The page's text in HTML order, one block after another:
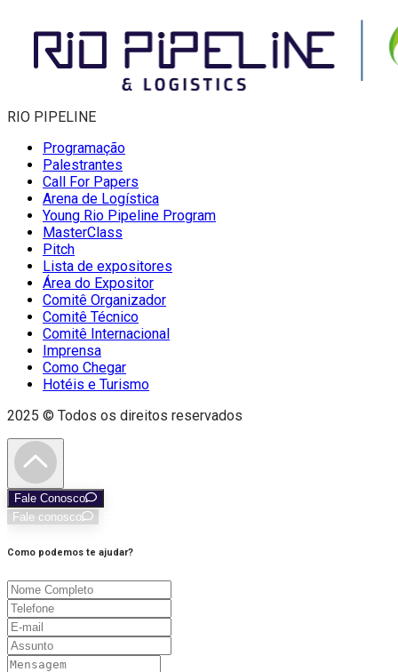
RIO PIPELINE
Programação
Palestrantes
Call For Papers
Arena de Logística
Young Rio Pipeline Program
MasterClass
Pitch
Lista de expositores
Área do Expositor
Comitê Organizador
Comitê Técnico
Comitê Internacional
Imprensa
Como Chegar
Hotéis e Turismo
2025 © Todos os direitos reservados
Fale Conosco
Fale conosco
Como podemos te ajudar?